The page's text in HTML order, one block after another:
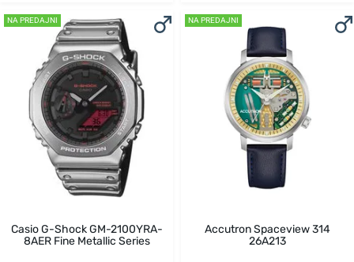
NA PREDAJNI
Casio G-Shock GM-2100YRA-
8AER Fine Metallic Series
NA PREDAJNI
Accutron Spaceview 314
26A213